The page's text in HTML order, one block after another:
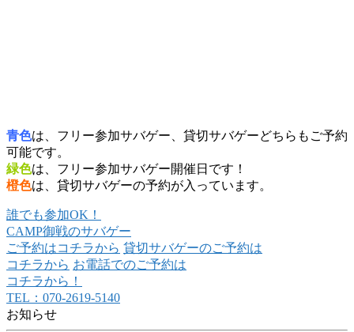
青色は、フリー参加サバゲー、貸切サバゲーどちらもご予約
可能です。
緑色は、フリー参加サバゲー開催日です！
橙色は、貸切サバゲーの予約が入っています。
誰でも参加OK！
CAMP御戦のサバゲー
ご予約はコチラから 貸切サバゲーのご予約は
コチラから お電話でのご予約は
コチラから！
TEL：070-2619-5140
お知らせ